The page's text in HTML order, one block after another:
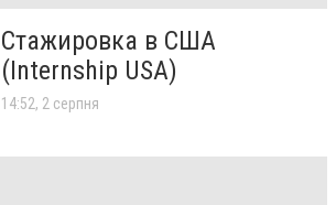
Стажировка в США
(Internship USA)
14:52, 2 серпня